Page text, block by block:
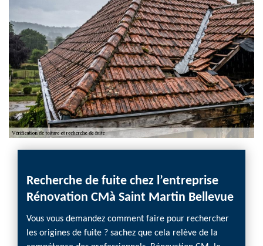
Recherche de fuite chez l’entreprise
Rénovation CMà Saint Martin Bellevue
Vous vous demandez comment faire pour rechercher
les origines de fuite ? sachez que cela relève de la